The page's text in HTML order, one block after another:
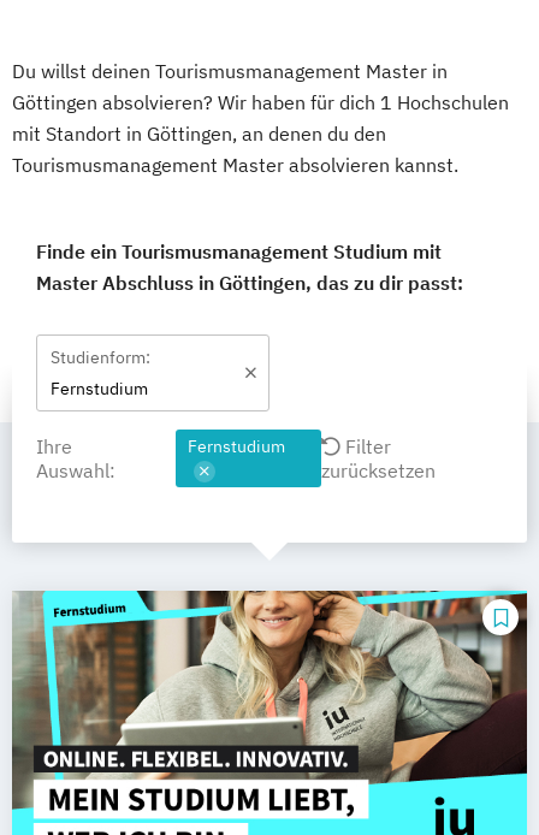
Du willst deinen Tourismusmanagement Master in
Göttingen absolvieren? Wir haben für dich 1 Hochschulen
mit Standort in Göttingen, an denen du den
Tourismusmanagement Master absolvieren kannst.
Finde ein Tourismusmanagement Studium mit
Master Abschluss in Göttingen, das zu dir passt:
Studienform:
Fernstudium
Ihre
Auswahl:
Fernstudium
Filter
zurücksetzen